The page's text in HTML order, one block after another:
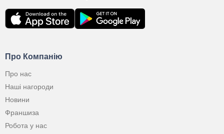
Про Компанію
Про нас
Наші нагороди
Новини
Франшиза
Робота у нас